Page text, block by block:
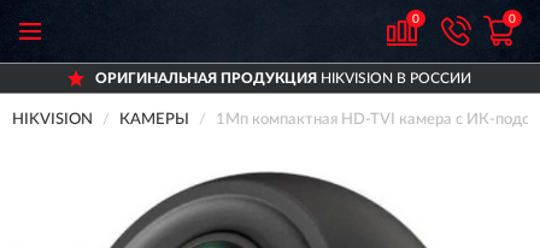
0 0
ОРИГИНАЛЬНАЯ ПРОДУКЦИЯ HIKVISION В РОССИИ
HIKVISION КАМЕРЫ 1Мп компактная HD-TVI камера с ИК-